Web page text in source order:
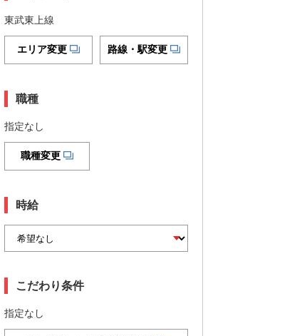
東武東上線
エリア変更 路線・駅変更
職種
指定なし
職種変更
時給
こだわり条件
指定なし